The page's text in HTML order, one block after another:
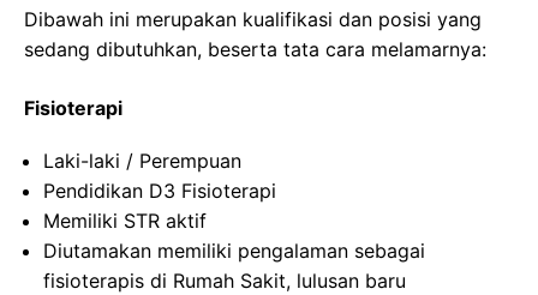
Dibawah ini merupakan kualifikasi dan posisi yang
sedang dibutuhkan, beserta tata cara melamarnya:
Fisioterapi
Laki-laki / Perempuan
Pendidikan D3 Fisioterapi
Memiliki STR aktif
Diutamakan memiliki pengalaman sebagai
fisioterapis di Rumah Sakit, lulusan baru